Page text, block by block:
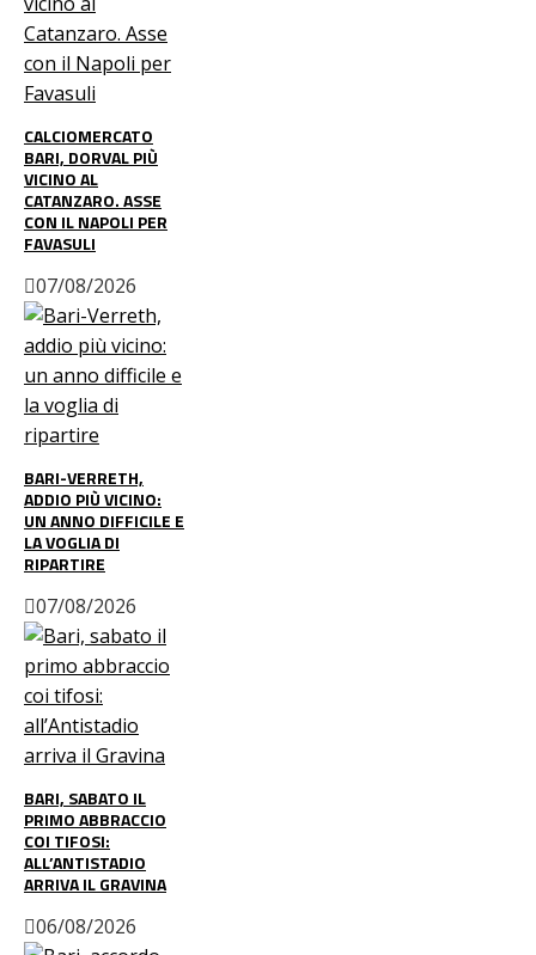
CALCIOMERCATO
BARI, DORVAL PIÙ
VICINO AL
CATANZARO. ASSE
CON IL NAPOLI PER
FAVASULI
07/08/2026
BARI-VERRETH,
ADDIO PIÙ VICINO:
UN ANNO DIFFICILE E
LA VOGLIA DI
RIPARTIRE
07/08/2026
BARI, SABATO IL
PRIMO ABBRACCIO
COI TIFOSI:
ALL’ANTISTADIO
ARRIVA IL GRAVINA
06/08/2026